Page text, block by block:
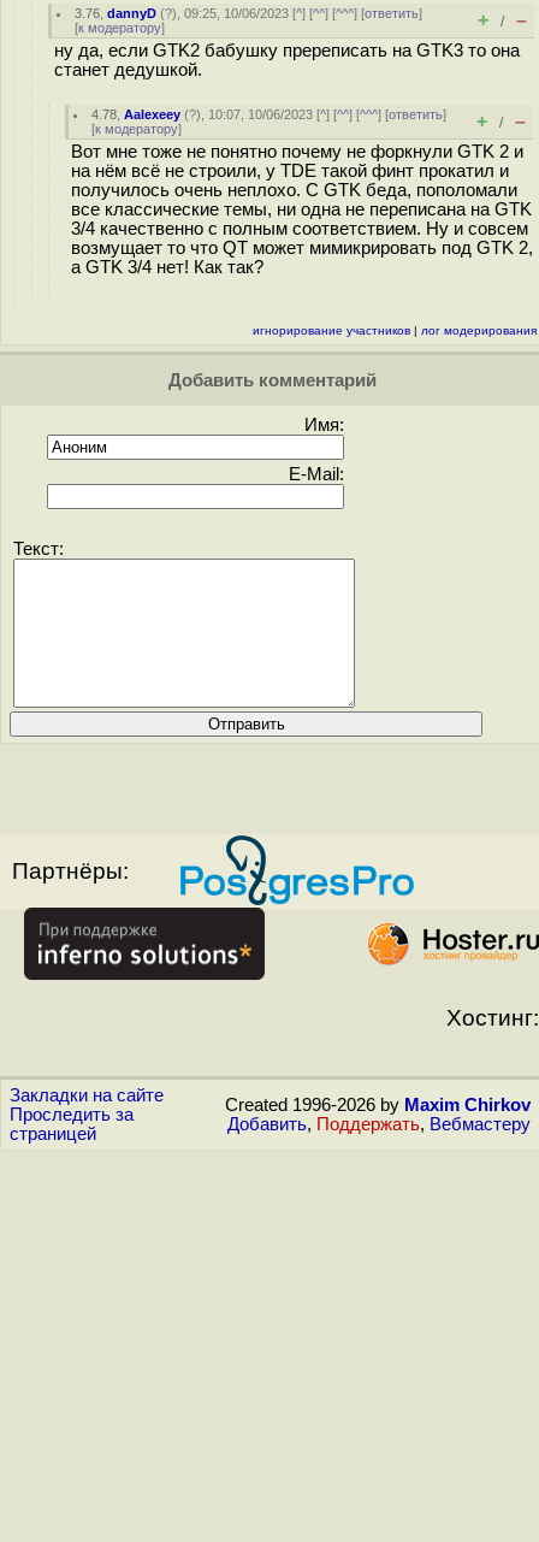
3.76 ,dannyD (?), 09:25, 10/06/2023 [^] [^^] [^^^] [ответить]
[к модератору] + / –
ну да, если GTK2 бабушку пререписать на GTK3 то она
станет дедушкой.
4.78 ,Aalexeey (?), 10:07, 10/06/2023 [^] [^^] [^^^] [ответить]
[к модератору] + / –
Вот мне тоже не понятно почему не форкнули GTK 2 и
на нём всё не строили, у TDE такой финт прокатил и
получилось очень неплохо. С GTK беда, пополомали
все классические темы, ни одна не переписана на GTK
3/4 качественно с полным соответствием. Ну и совсем
возмущает то что QT может мимикрировать под GTK 2,
а GTK 3/4 нет! Как так?
игнорирование участников | лог модерирования
Добавить комментарий
Имя:
E-Mail:
Текст:
Партнёры:
Хостинг:
Закладки на сайте
Проследить за
страницей
Created 1996-2026 by Maxim Chirkov
Добавить, Поддержать, Вебмастеру